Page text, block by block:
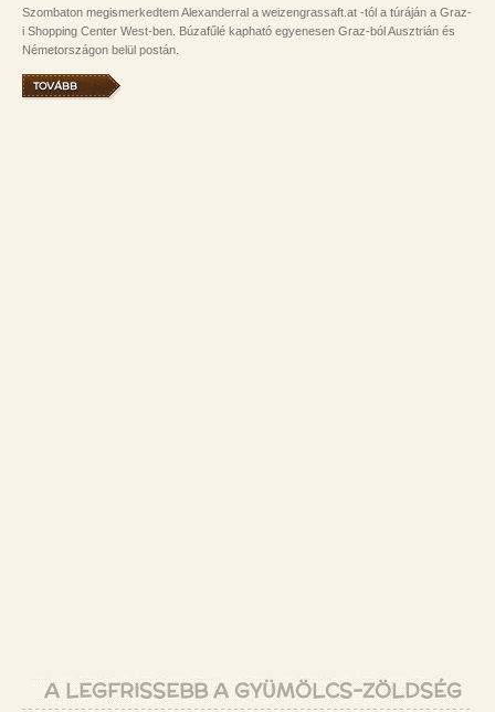
Szombaton megismerkedtem Alexanderral a weizengrassaft.at -tól a túráján a Graz-
i Shopping Center West-ben. Búzafűlé kapható egyenesen Graz-ból Ausztrián és
Németországon belül postán.
TOVÁBB
A LEGFRISSEBB A GYÜMÖLCS-ZÖLDSÉG